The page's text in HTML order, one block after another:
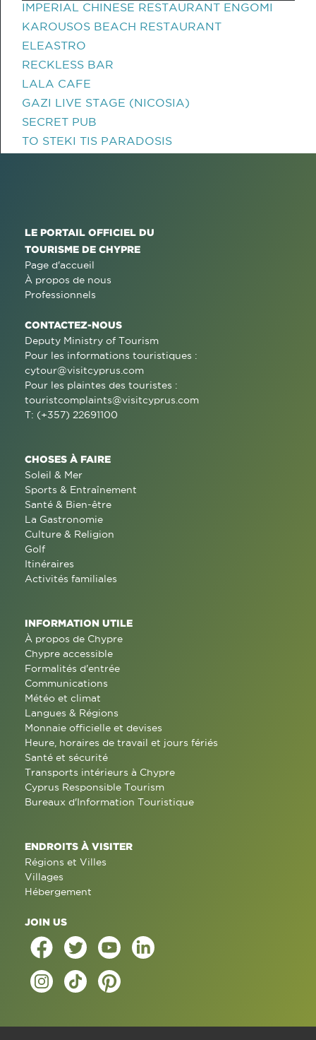
IMPERIAL CHINESE RESTAURANT ENGOMI
KAROUSOS BEACH RESTAURANT
ELEASTRO
RECKLESS BAR
LALA CAFE
GAZI LIVE STAGE (NICOSIA)
SECRET PUB
TO STEKI TIS PARADOSIS
LE PORTAIL OFFICIEL DU
TOURISME DE CHYPRE
Page d'accueil
À propos de nous
Professionnels
CONTACTEZ-NOUS
Deputy Ministry of Tourism
Pour les informations touristiques :
cytour@visitcyprus.com
Pour les plaintes des touristes :
touristcomplaints@visitcyprus.com
T: (+357) 22691100
CHOSES À FAIRE
Soleil & Mer
Sports & Entraînement
Santé & Bien-être
La Gastronomie
Culture & Religion
Golf
Itinéraires
Activités familiales
INFORMATION UTILE
À propos de Chypre
Chypre accessible
Formalités d'entrée
Communications
Météo et climat
Langues & Régions
Monnaie officielle et devises
Heure, horaires de travail et jours fériés
Santé et sécurité
Transports intérieurs à Chypre
Cyprus Responsible Tourism
Bureaux d'Information Touristique
ENDROITS À VISITER
Régions et Villes
Villages
Hébergement
JOIN US